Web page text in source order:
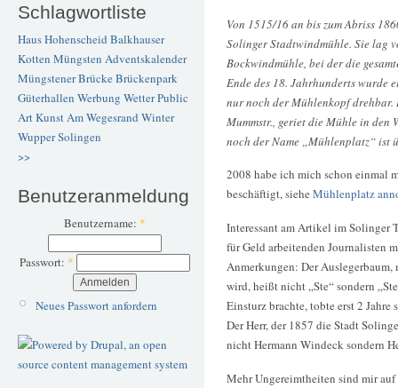
Schlagwortliste
Haus Hohenscheid Balkhauser
Kotten Müngsten Adventskalender
Müngstener BrückeBrückenpark
Güterhallen Werbung WetterPublic
ArtKunstAm Wegesrand Winter
WupperSolingen
>>
Benutzeranmeldung
Benutzername: *
Passwort: *
Neues Passwort anfordern
Von 1515/16 an bis zum Abriss
Solinger Stadtwindmühle. Sie lag
Bockwindmühle, bei der die
Ende des 18. Jahrhunderts wurde
nur noch der Mühlenkopf
Mummstr., geriet die Mühle in den
noch der Name „Mühlenplatz“ ist
2008 habe ich mich schon einmal
beschäftigt, siehe Mühlenplatz
Interessant am Artikel im Solinger
für Geld arbeitenden Journalisten
Anmerkungen: Der
wird, heißt nicht „Ste“ sondern
Einsturz brachte, tobte erst 2 Jahre
Der Herr, der 1857 die Stadt
nicht Hermann Windeck sondern
Mehr Ungereimtheiten sind mir